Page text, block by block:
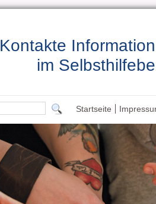
Kontakte
im
Startseite